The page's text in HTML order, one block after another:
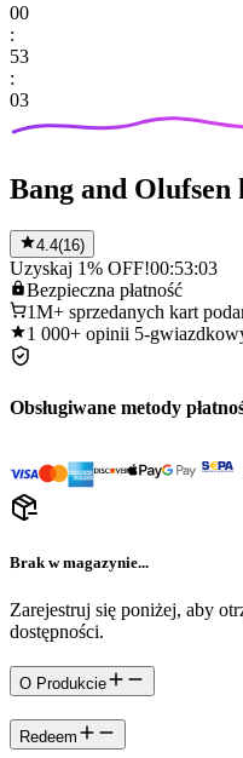
00
:
53
:
03
Bang and
4.4(16)
Uzyskaj 1% OFF!00:53:03
Bezpieczna płatność
1M+ sprzedanych kart
1 000+ opinii 5-
Obsługiwane metody
Brak w magazynie...
Zarejestruj się poniżej, aby
dostępności.
O Produkcie
Redeem